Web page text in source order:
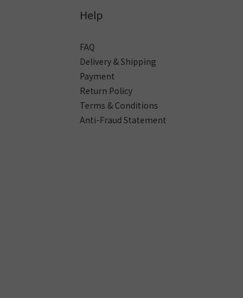
Help
FAQ
Delivery & Shipping
Payment
Return Policy
Terms & Conditions
Anti-Fraud Statement